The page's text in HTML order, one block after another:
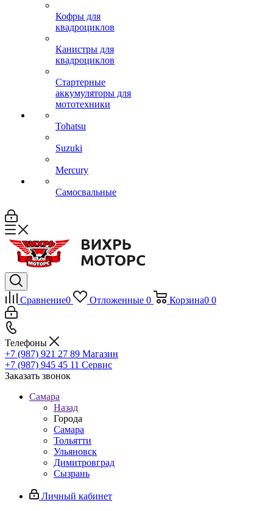
Кофры для
квадроциклов
Канистры для
квадроциклов
Стартерные
аккумуляторы для
мототехники
Tohatsu
Suzuki
Mercury
Самосвальные
Сравнение0 Отложенные 0 Корзина0 0
Телефоны
+7 (987) 921 27 89 Магазин
+7 (987) 945 45 11 Сервис
Заказать звонок
Самара
Назад
Города
Самара
Тольятти
Ульяновск
Димитровград
Сызрань
Личный кабинет